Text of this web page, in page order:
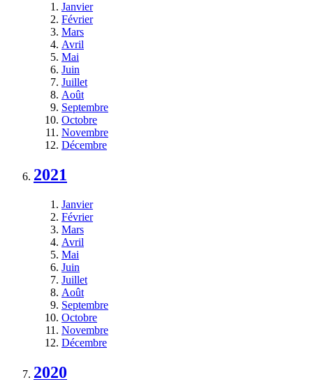
Janvier
Février
Mars
Avril
Mai
Juin
Juillet
Août
Septembre
Octobre
Novembre
Décembre
2021
Janvier
Février
Mars
Avril
Mai
Juin
Juillet
Août
Septembre
Octobre
Novembre
Décembre
2020